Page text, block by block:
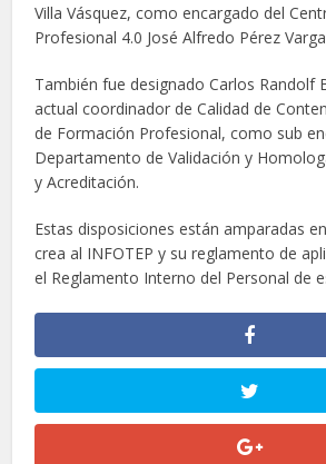
Villa Vásquez, como encargado del
Profesional 4.0 José Alfredo Pérez
También fue designado Carlos Randolf
actual coordinador de Calidad de
de Formación Profesional, como sub
Departamento de Validación y
y Acreditación.
Estas disposiciones están amparadas
crea al INFOTEP y su reglamento de
el Reglamento Interno del Personal de